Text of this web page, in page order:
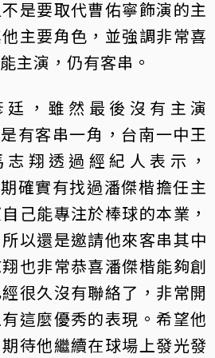
是要取代曹佑寧飾演的主
主要角色，並強調非常喜
主演，仍有客串。
，雖然最後沒有主演
有客串一角，台南一中王
翔透過經紀人表示，
確實有找過潘傑楷擔任主
己能專注於棒球的本業，
以還是邀請他來客串其中
也非常恭喜潘傑楷能夠創
很久沒有聯絡了，非常開
這麼優秀的表現。希望他
待他繼續在球場上發光發